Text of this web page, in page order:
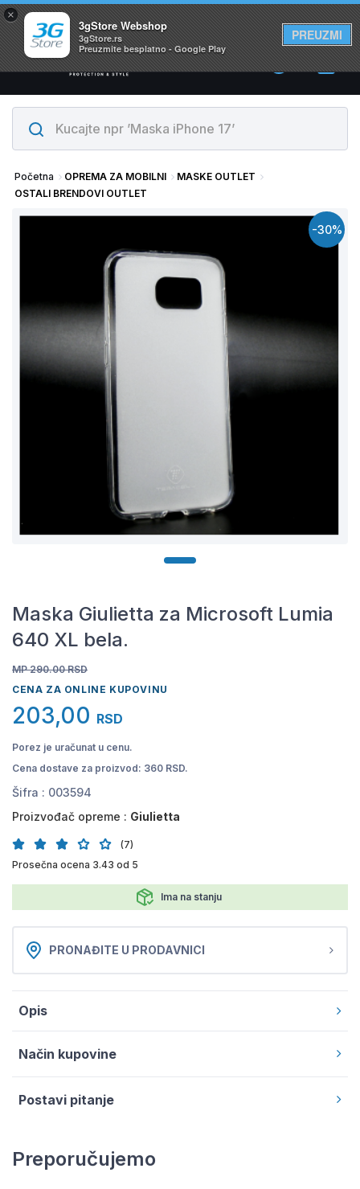
×
3gStore Webshop
3gStore.rs
Preuzmite besplatno - Google Play
PREUZMI
Svi proizvodi su na lageru. Slanje istog dana!
0
Početna OPREMA ZA MOBILNI
MASKE OUTLET
OSTALI BRENDOVI OUTLET
-30%
Maska Giulietta za Microsoft Lumia
640 XL bela.
MP 290.00 RSD
CENA ZA ONLINE KUPOVINU
203,00 RSD
Porez je uračunat u cenu.
Cena dostave za proizvod: 360 RSD.
Šifra : 003594
Proizvođač opreme : Giulietta
(7)
Prosečna ocena 3.43 od 5
Ima na stanju
PRONAĐITE U PRODAVNICI
Opis
Način kupovine
Postavi pitanje
Preporučujemo